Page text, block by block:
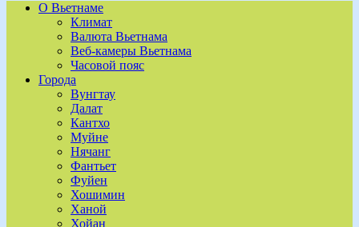
О Вьетнаме
Климат
Валюта Вьетнама
Веб-камеры Вьетнама
Часовой пояс
Города
Вунгтау
Далат
Кантхо
Муйне
Нячанг
Фантьет
Фуйен
Хошимин
Ханой
Хойан